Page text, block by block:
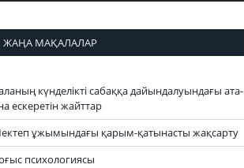
ЖАҢА МАҚАЛАЛАР
күнделікті сабаққа дайындалуындағы ата-
ескеретін жайттар
ұжымындағы қарым-қатынасты жақсарту
психологиясы